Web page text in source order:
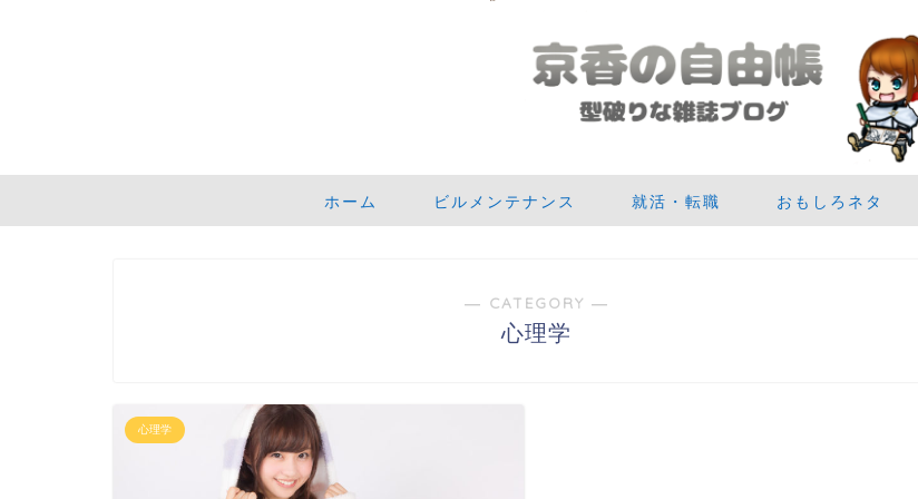
ホーム ビルメンテナンス 就活・転職 おもしろネタ
― CATEGORY ―
心理学
心理学